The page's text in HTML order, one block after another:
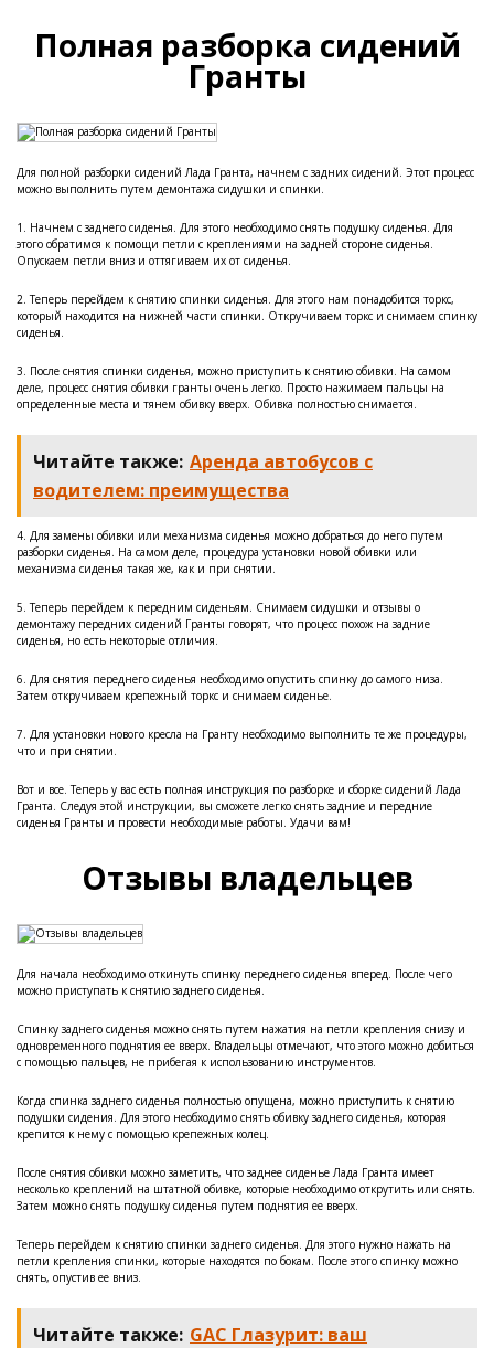
Полная разборка сидений
Гранты
Для полной разборки сидений Лада Гранта, начнем с задних сидений. Этот процесс
можно выполнить путем демонтажа сидушки и спинки.
1. Начнем с заднего сиденья. Для этого необходимо снять подушку сиденья. Для
этого обратимся к помощи петли с креплениями на задней стороне сиденья.
Опускаем петли вниз и оттягиваем их от сиденья.
2. Теперь перейдем к снятию спинки сиденья. Для этого нам понадобится торкс,
который находится на нижней части спинки. Откручиваем торкс и снимаем спинку
сиденья.
3. После снятия спинки сиденья, можно приступить к снятию обивки. На самом
деле, процесс снятия обивки гранты очень легко. Просто нажимаем пальцы на
определенные места и тянем обивку вверх. Обивка полностью снимается.
Читайте также: Аренда автобусов с
водителем: преимущества
4. Для замены обивки или механизма сиденья можно добраться до него путем
разборки сиденья. На самом деле, процедура установки новой обивки или
механизма сиденья такая же, как и при снятии.
5. Теперь перейдем к передним сиденьям. Снимаем сидушки и отзывы о
демонтажу передних сидений Гранты говорят, что процесс похож на задние
сиденья, но есть некоторые отличия.
6. Для снятия переднего сиденья необходимо опустить спинку до самого низа.
Затем откручиваем крепежный торкс и снимаем сиденье.
7. Для установки нового кресла на Гранту необходимо выполнить те же процедуры,
что и при снятии.
Вот и все. Теперь у вас есть полная инструкция по разборке и сборке сидений Лада
Гранта. Следуя этой инструкции, вы сможете легко снять задние и передние
сиденья Гранты и провести необходимые работы. Удачи вам!
Отзывы владельцев
Для начала необходимо откинуть спинку переднего сиденья вперед. После чего
можно приступать к снятию заднего сиденья.
Спинку заднего сиденья можно снять путем нажатия на петли крепления снизу и
одновременного поднятия ее вверх. Владельцы отмечают, что этого можно добиться
с помощью пальцев, не прибегая к использованию инструментов.
Когда спинка заднего сиденья полностью опущена, можно приступить к снятию
подушки сидения. Для этого необходимо снять обивку заднего сиденья, которая
крепится к нему с помощью крепежных колец.
После снятия обивки можно заметить, что заднее сиденье Лада Гранта имеет
несколько креплений на штатной обивке, которые необходимо открутить или снять.
Затем можно снять подушку сиденья путем поднятия ее вверх.
Теперь перейдем к снятию спинки заднего сиденья. Для этого нужно нажать на
петли крепления спинки, которые находятся по бокам. После этого спинку можно
снять, опустив ее вниз.
Читайте также: GAC Глазурит: ваш